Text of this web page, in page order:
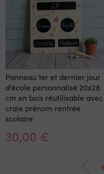
Panneau 1er et dernier jour
d'école personnalisé 20x28
cm en bois réutilisable avec
craie prénom rentrée
scolaire
30,00 €